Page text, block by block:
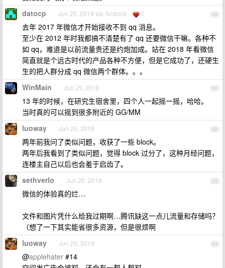
80
datocp Jun 25, 2018 via Android 1
去年 2017 年微信才开始接收不到 qq 消息。
至少在 2012 年时我都搞不清楚有了 qq 还要微信干嘛。各种不
如 qq，难道是以前流量贵还是约炮加成。站在 2018 年看微信
简直就是个远古时代的产品各种不方便，但是它成功了，还硬生
生的把人群分成 qq 微信两个群体。。。
81
WinMain Jun 25, 2018
13 年的时候，在研究生宿舍里，四个人一起摇一摇，哈哈。
当时真的可以摇到很多附近的 GG/MM
82
luoway Jun 25, 2018
两年前我问了类似问题，收获了一些 block。
两年后我看到了类似问题，觉得 block 过分了，这种月经问题，
连楼主自己以后也会羞于启齿了。
83
sethverlo Jun 25, 2018
微信的体验真的烂…
文件和图片凭什么给我过期啊…腾讯缺这一点儿流量和存储吗？
（想了一下其实能省很多资源，但是很烦啊
84
luoway Jun 25, 2018
@applehater #14